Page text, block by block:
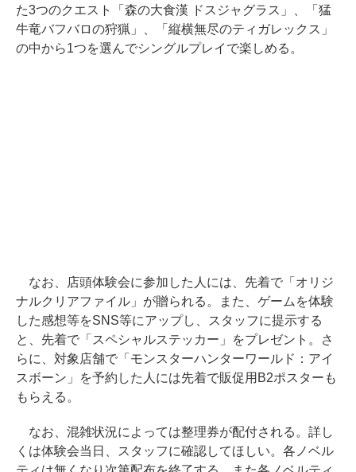
た3つのクエスト「森の大食漢 ドスジャグラス」、「猛
牛竜バフバロの狩猟」、「縦横無尽のティガレックス」
の中から1つを選んでシングルプレイで楽しめる。
なお、店頭体験会に参加した人には、先着で「オリジ
ナルクリアファイル」が贈られる。また、ゲームを体験
した感想等をSNS等にアップし、スタッフに提示する
と、先着で「スペシャルステッカー」をプレゼント。さ
らに、対象店舗で「モンスターハンターワールド：アイ
スボーン」を予約した人には先着で販促用B2ポスターも
もらえる。
なお、混雑状況によっては整理券が配付される。詳し
くは体験会当日、スタッフに確認してほしい。各ノベル